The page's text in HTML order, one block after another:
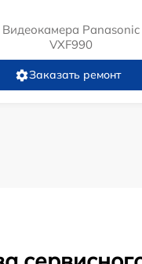
Видеокамера Panasonic
VXF990
Заказать ремонт